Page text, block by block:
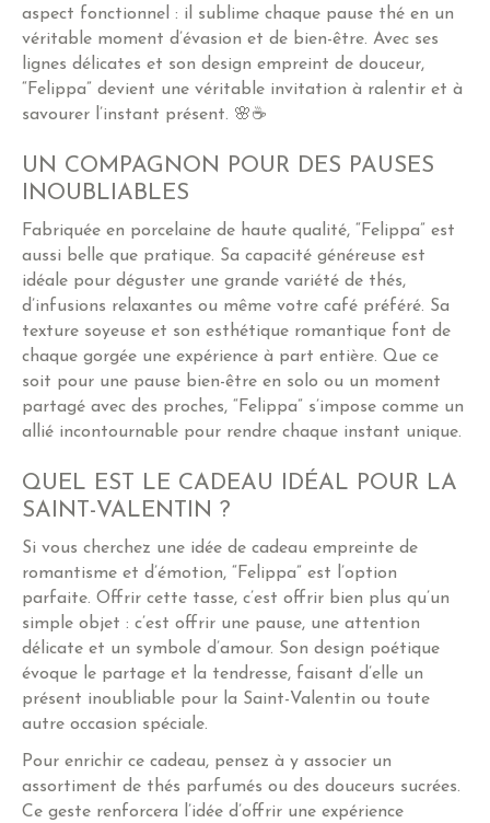
aspect fonctionnel : il sublime chaque pause thé en un
véritable moment d’évasion et de bien-être. Avec ses
lignes délicates et son design empreint de douceur,
“Felippa” devient une véritable invitation à ralentir et à
savourer l’instant présent. 🌸☕
UN COMPAGNON POUR DES PAUSES
INOUBLIABLES
Fabriquée en porcelaine de haute qualité, “Felippa” est
aussi belle que pratique. Sa capacité généreuse est
idéale pour déguster une grande variété de thés,
d’infusions relaxantes ou même votre café préféré. Sa
texture soyeuse et son esthétique romantique font de
chaque gorgée une expérience à part entière. Que ce
soit pour une pause bien-être en solo ou un moment
partagé avec des proches, “Felippa” s’impose comme un
allié incontournable pour rendre chaque instant unique.
QUEL EST LE CADEAU IDÉAL POUR LA
SAINT-VALENTIN ?
Si vous cherchez une idée de cadeau empreinte de
romantisme et d’émotion, “Felippa” est l’option
parfaite. Offrir cette tasse, c’est offrir bien plus qu’un
simple objet : c’est offrir une pause, une attention
délicate et un symbole d’amour. Son design poétique
évoque le partage et la tendresse, faisant d’elle un
présent inoubliable pour la Saint-Valentin ou toute
autre occasion spéciale.
Pour enrichir ce cadeau, pensez à y associer un
assortiment de thés parfumés ou des douceurs sucrées.
Ce geste renforcera l’idée d’offrir une expérience